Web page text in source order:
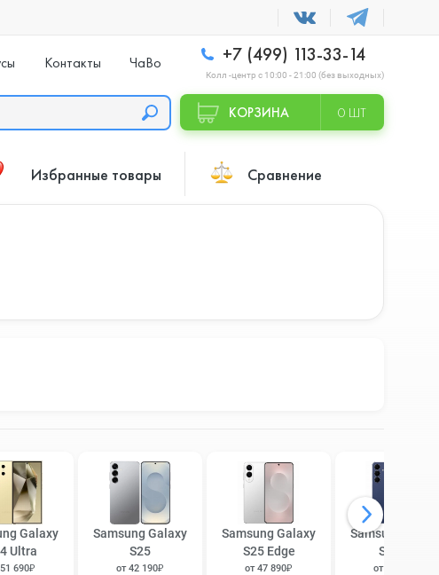
Контакты ЧаВо +7 (499) 113-33-14
Колл -центр с 10:00 - 21:00 (без выходных)
КОРЗИНА 0 ШТ
Избранные товары Сравнение
Galaxy
Ultra
690₽
Samsung Galaxy
S25
от 42 190₽
Samsung Galaxy
S25 Edge
от 47 890₽
Samsung
S25 FE
от 37 290₽